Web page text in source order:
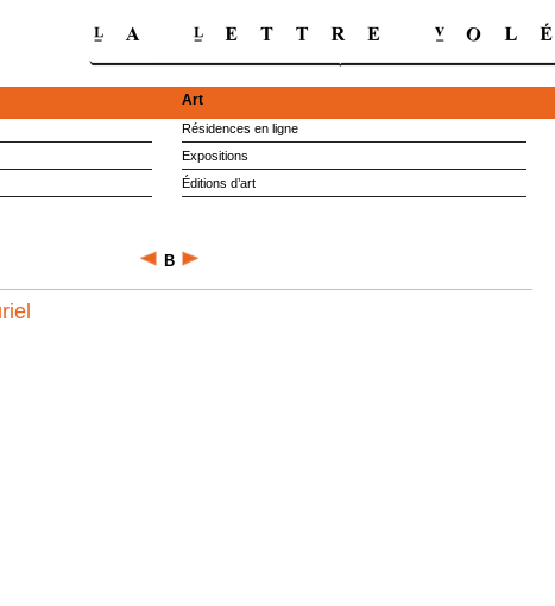
Art
Résidences en ligne
Expositions
Éditions d’art
B